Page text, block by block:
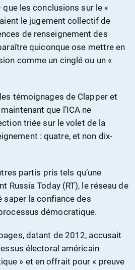
les conclusions sur le «
le jugement collectif de
de renseignement des
quiconque ose mettre en
comme un cinglé ou un «
témoignages de Clapper et
que l’ICA ne
triée sur le volet de la
: quatre, et non dix-
partis pris tels qu’une
Russia Today (RT), le réseau de
saper la confiance des
démocratique.
datant de 2012, accusait
électoral américain
» et en offrait pour « preuve